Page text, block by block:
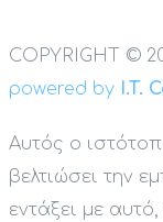
COPYRIGHT ©
powered by I.T.
Αυτός ο
βελτιώσει την
εντάξει με